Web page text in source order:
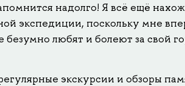
надолго! Я всё ещё
экспедиции, поскольку мне
безумно любят и болеют за свой
экскурсии и обзоры